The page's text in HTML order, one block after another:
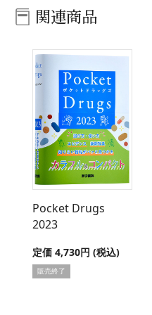
関連商品
Pocket Drugs
2023
定価 4,730円 (税込)
販売終了